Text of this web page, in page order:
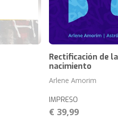
Rectificación de
nacimiento
Arlene Amorim
IMPRESO
€ 39,99